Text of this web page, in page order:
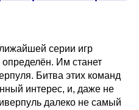
серии игр
Им станет
Битва этих команд
интерес, и, даже не
далеко не самый